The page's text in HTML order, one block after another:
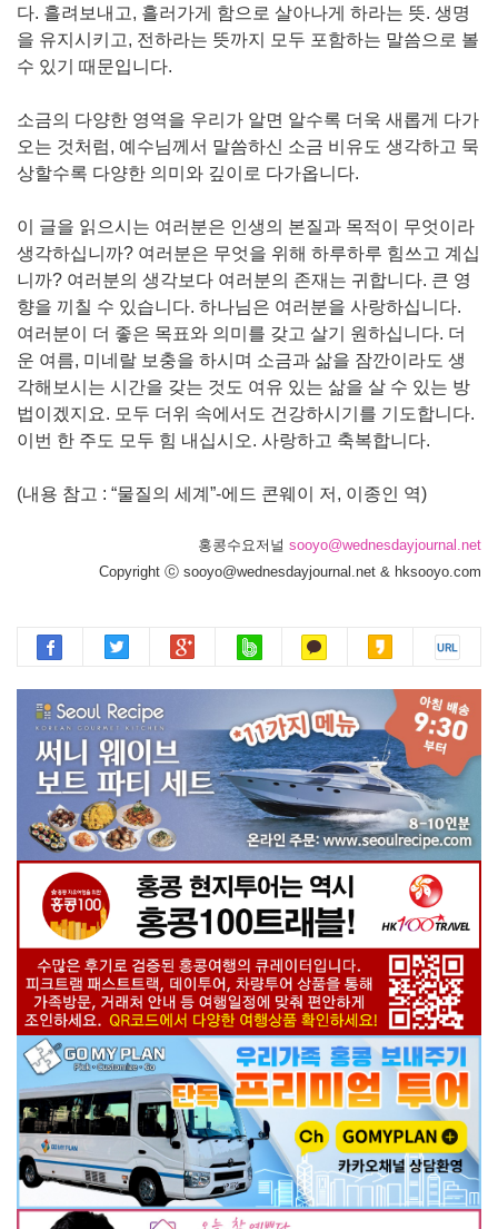
다. 흘려보내고, 흘러가게 함으로 살아나게 하라는 뜻. 생명
을 유지시키고, 전하라는 뜻까지 모두 포함하는 말씀으로 볼
수 있기 때문입니다.
소금의 다양한 영역을 우리가 알면 알수록 더욱 새롭게 다가
오는 것처럼, 예수님께서 말씀하신 소금 비유도 생각하고 묵
상할수록 다양한 의미와 깊이로 다가옵니다.
이 글을 읽으시는 여러분은 인생의 본질과 목적이 무엇이라
생각하십니까? 여러분은 무엇을 위해 하루하루 힘쓰고 계십
니까? 여러분의 생각보다 여러분의 존재는 귀합니다. 큰 영
향을 끼칠 수 있습니다. 하나님은 여러분을 사랑하십니다.
여러분이 더 좋은 목표와 의미를 갖고 살기 원하십니다. 더
운 여름, 미네랄 보충을 하시며 소금과 삶을 잠깐이라도 생
각해보시는 시간을 갖는 것도 여유 있는 삶을 살 수 있는 방
법이겠지요. 모두 더위 속에서도 건강하시기를 기도합니다.
이번 한 주도 모두 힘 내십시오. 사랑하고 축복합니다.
(내용 참고 : “물질의 세계”-에드 콘웨이 저, 이종인 역)
홍콩수요저널 sooyo@wednesdayjournal.net
Copyright ⓒ sooyo@wednesdayjournal.net & hksooyo.com